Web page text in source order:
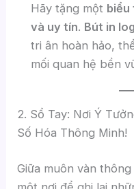
Hãy tặng một biểu
và uy tín. Bút in
tri ân hoàn hảo,
mối quan hệ bền
2. Sổ Tay: Nơi Ý
Số Hóa Thông Minh!
Giữa muôn vàn